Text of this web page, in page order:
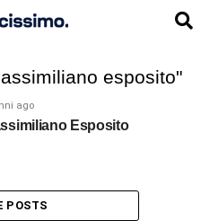
esposito"
ago
Esposito
POSTS